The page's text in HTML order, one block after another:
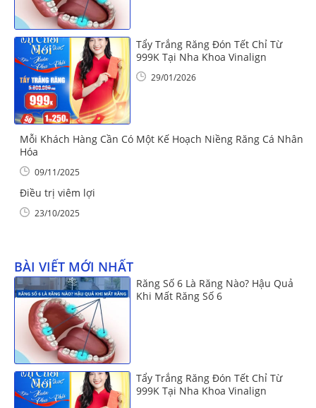
Tẩy Trắng Răng Đón Tết Chỉ Từ
999K Tại Nha Khoa Vinalign
29/01/2026
Mỗi Khách Hàng Cần Có Một Kế Hoạch Niềng Răng Cá Nhân
Hóa
09/11/2025
Điều trị viêm lợi
23/10/2025
BÀI VIẾT MỚI NHẤT
Răng Số 6 Là Răng Nào? Hậu Quả
Khi Mất Răng Số 6
Tẩy Trắng Răng Đón Tết Chỉ Từ
999K Tại Nha Khoa Vinalign